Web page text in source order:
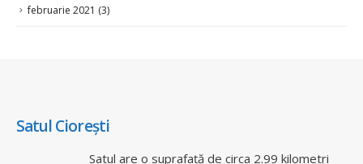
februarie 2021 (3)
Satul Ciorești
Satul are o suprafață de circa 2.99 kilometri